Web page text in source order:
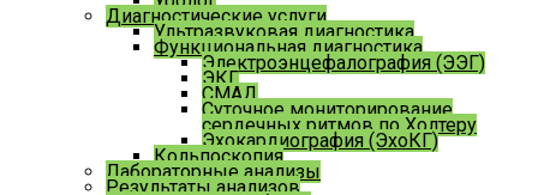
Диагностические услуги
Ультразвуковая диагностика
Функциональная диагностика
Электроэнцефалография (ЭЭГ)
ЭКГ
СМАД
Суточное мониторирование
сердечных ритмов по Холтеру
Эхокардиография (ЭхоКГ)
Кольпоскопия
Лабораторные анализы
Результаты анализов